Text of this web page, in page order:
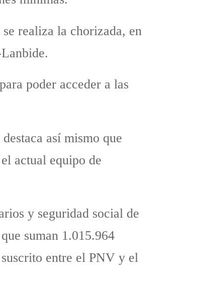
realiza la chorizada, en
poder acceder a las
así mismo que
actual equipo de
y seguridad social de
suman 1.015.964
entre el PNV y el